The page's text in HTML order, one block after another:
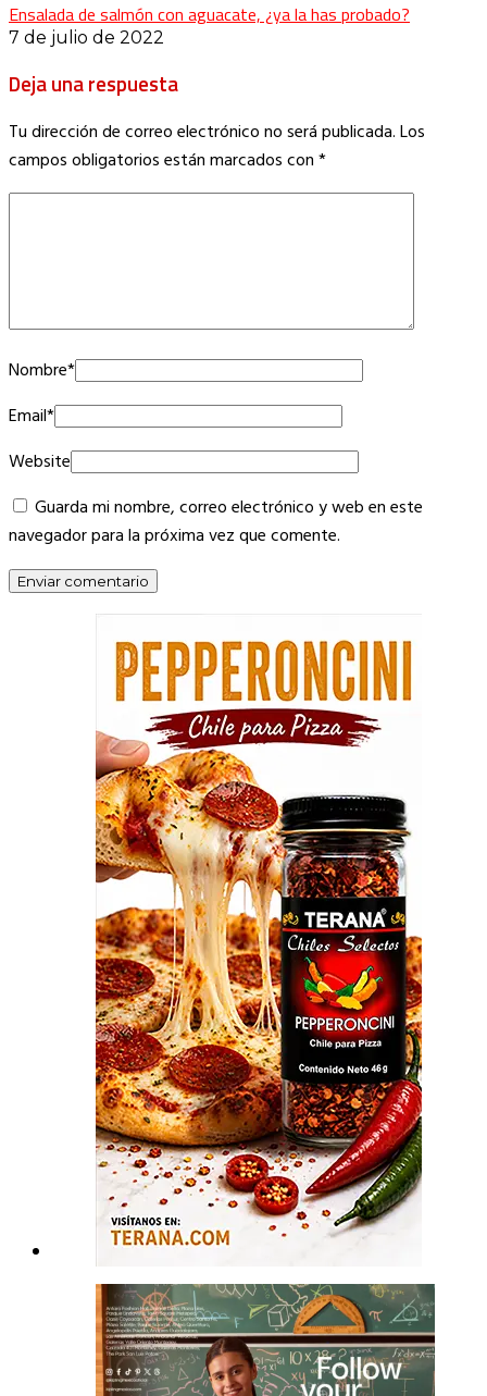
Ensalada de salmón con aguacate, ¿ya la has probado?
7 de julio de 2022
Deja una respuesta
Tu dirección de correo electrónico no será publicada.Los
campos obligatorios están marcados con*
Nombre*
Email*
Website
Guarda mi nombre, correo electrónico y web en este
navegador para la próxima vez que comente.